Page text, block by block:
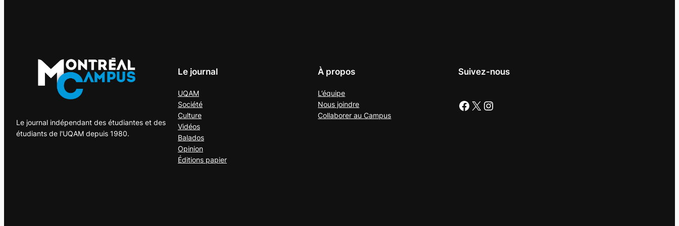
Le journal indépendant des étudiantes et des
étudiants de l'UQAM depuis 1980.
Le journal
UQAM
Société
Culture
Vidéos
Balados
Opinion
Éditions papier
À propos
L’équipe
Nous joindre
Collaborer auCampus
Suivez-nous
Facebook X Instagram